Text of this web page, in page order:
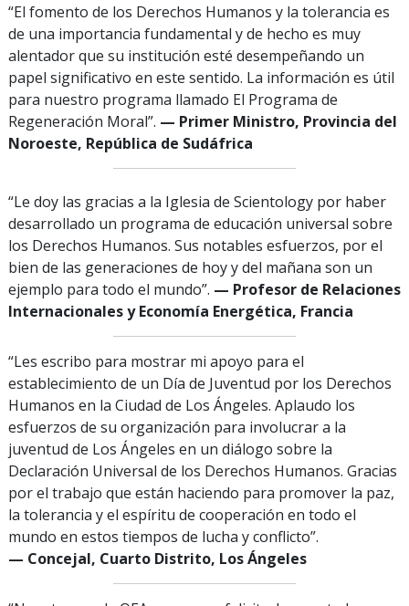
“El fomento de los Derechos Humanos y la tolerancia es
de una importancia fundamental y de hecho es muy
alentador que su institución esté desempeñando un
papel significativo en este sentido. La información es útil
para nuestro programa llamado El Programa de
Regeneración Moral”. — Primer Ministro, Provincia del
Noroeste, República de Sudáfrica
“Le doy las gracias a la Iglesia de Scientology por haber
desarrollado un programa de educación universal sobre
los Derechos Humanos. Sus notables esfuerzos, por el
bien de las generaciones de hoy y del mañana son un
ejemplo para todo el mundo”. — Profesor de Relaciones
Internacionales y Economía Energética, Francia
“Les escribo para mostrar mi apoyo para el
establecimiento de un Día de Juventud por los Derechos
Humanos en la Ciudad de Los Ángeles. Aplaudo los
esfuerzos de su organización para involucrar a la
juventud de Los Ángeles en un diálogo sobre la
Declaración Universal de los Derechos Humanos. Gracias
por el trabajo que están haciendo para promover la paz,
la tolerancia y el espíritu de cooperación en todo el
mundo en estos tiempos de lucha y conflicto”.
— Concejal, Cuarto Distrito, Los Ángeles